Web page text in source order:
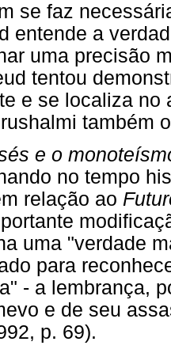
se faz
entende a
uma precisão
tentou
e se localiza no
também
e o
no tempo
relação ao
uma "verdade
para
- a lembrança,
e de seu
p. 69).